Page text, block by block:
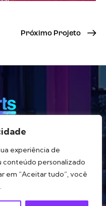
experiência de
conteúdo personalizado
em “Aceitar tudo”, você
Próximo Projeto
Blog
branding e